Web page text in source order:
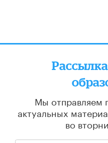
Мы отправляем
актуальных
во